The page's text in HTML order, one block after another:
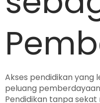
Akses pendidikan yang
peluang
Pendidikan tanpa